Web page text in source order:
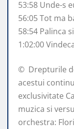
53:58 Unde-s
56:05 Tot ma
58:54 Palinca
1:02:00
© ️ Drepturile
acestui
exclusivitate
muzica si
orchestra: